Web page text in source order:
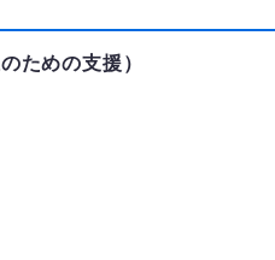
ための支援）